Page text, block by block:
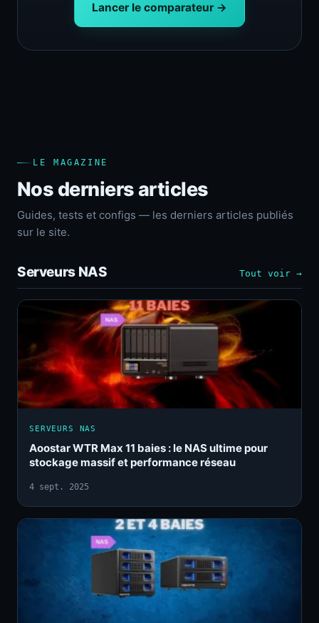
Lancer le comparateur →
LE MAGAZINE
Nos derniers articles
Guides, tests et configs — les derniers articles publiés
sur le site.
Serveurs NAS Tout voir →
SERVEURS NAS
Aoostar WTR Max 11 baies : le NAS ultime pour
stockage massif et performance réseau
4 sept. 2025